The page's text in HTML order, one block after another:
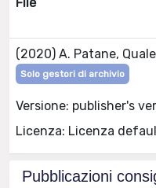
(2020) A. Patane,
Solo gestori di archivio
Versione: publisher's
Licenza: Licenza
Pubblicazioni